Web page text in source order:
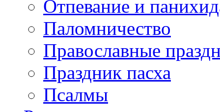
Отпевание и
Паломничество
Православные
Праздник пасха
Псалмы